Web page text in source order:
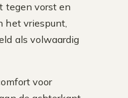
tegen vorst en
het vriespunt,
als volwaardig
voor